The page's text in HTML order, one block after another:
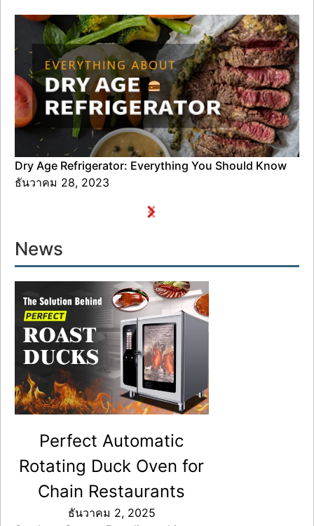
Dry Age Refrigerator: Everything You Should Know
ธันวาคม 28, 2023
News
Perfect Automatic
Rotating Duck Oven for
Chain Restaurants
ธันวาคม 2, 2025